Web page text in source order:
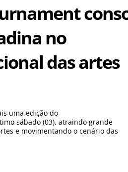
no
das artes
uma edição do
sábado (03), atraindo grande
e movimentando o cenário das